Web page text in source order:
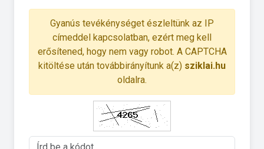
Gyanús tevékénységet észleltünk az IP
címeddel kapcsolatban, ezért meg kell
erősítened, hogy nem vagy robot. A CAPTCHA
kitöltése után továbbirányítunk a(z) sziklai.hu
oldalra.